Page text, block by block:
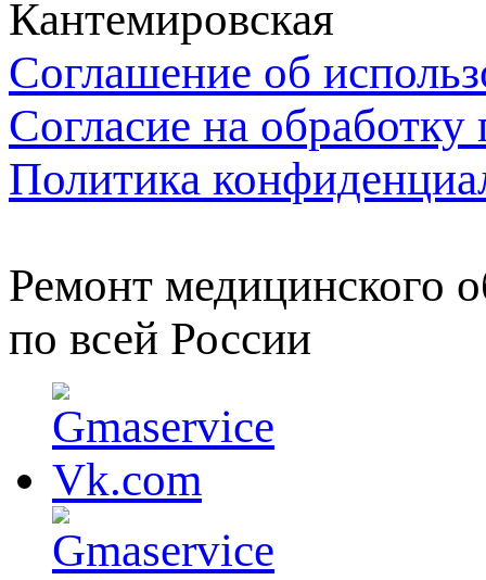
Кантемировская
Соглашение об
Согласие на
Политика
Ремонт медицинского
по всей России